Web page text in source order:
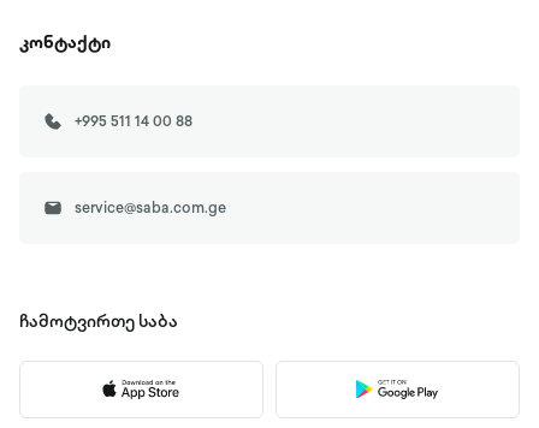
კონტაქტი
+995 511 14 00 88
service@saba.com.ge
ჩამოტვირთე საბა